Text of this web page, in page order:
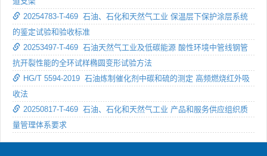
20254783-T-469 石油、石化和天然气工业 保温层下保护涂层系统
的鉴定试验和验收标准
20253497-T-469 石油天然气工业及低碳能源 酸性环境中管线钢管
抗开裂性能的全环试样椭圆变形试验方法
HG/T 5594-2019 石油炼制催化剂中碳和硫的测定 高频燃烧红外吸
收法
20250817-T-469 石油、石化和天然气工业 产品和服务供应组织质
量管理体系要求